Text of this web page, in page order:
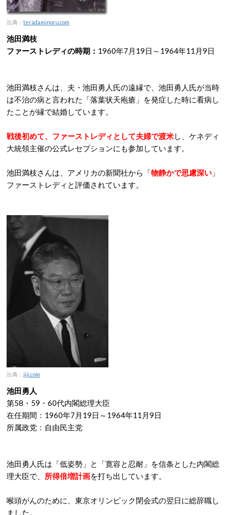
出典： teradaminoru.com
池田満枝
ファーストレディの時期： 1960年7月19日～1964年11月9日
池田満枝さんは、夫・池田勇人氏の遠縁で、池田勇人氏が当時
は不治の病と言われた「落葉状天疱瘡」を発症した時に看病し
たことが縁で結婚しています。
戦後初めて、ファーストレディとして夫婦で渡米し、ケネディ
大統領主催の公式レセプションにも参加しています。
池田満枝さんは、アメリカの新聞社から「物静かで思慮深い 」
ファーストレディと評価されています。
出典： jiji.com
池田勇人
第58・59・60代内閣総理大臣
在任期間：1960年7月19日～1964年11月9日
所属政党：自由民主党
池田勇人氏は「低姿勢」と「寛容と忍耐」を信条とした内閣総
理大臣で、 所得倍増計画を打ち出しています。
喉頭がんのために、東京オリンピック閉会式の翌日に総辞職し
ました。